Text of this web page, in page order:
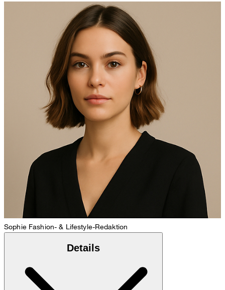
Sophie Fashion- & Lifestyle-Redaktion
Details